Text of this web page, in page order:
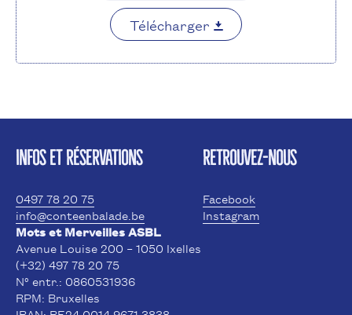
Télécharger
Mots et Merveilles ASBL
Avenue Louise 200 – 1050 Ixelles
(+32) 497 78 20 75
N° entr.: 0860531936
RPM: Bruxelles
INFOS ET RÉSERVATIONS
0497 78 20 75
info@conteenbalade.be
RETROUVEZ-NOUS
Facebook
Instagram